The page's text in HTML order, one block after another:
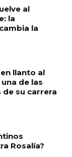
al
la
la
llanto al
de las
de su carrera
Rosalía?